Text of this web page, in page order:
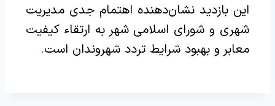
این بازدید نشان‌دهنده اهتمام جدی مدیریت
شهری و شورای اسلامی شهر به ارتقاء کیفیت
معابر و بهبود شرایط تردد شهروندان است.